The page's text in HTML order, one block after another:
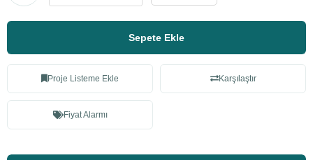
Sepete Ekle
Proje Listeme Ekle Karşılaştır
Fiyat Alarmı